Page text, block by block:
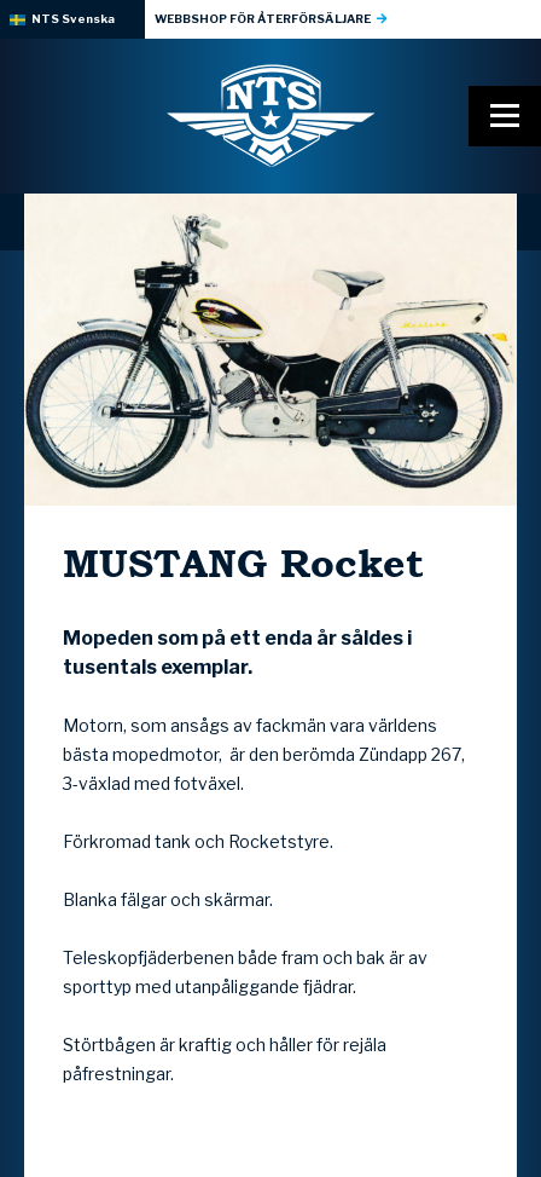
NTS Svenska WEBBSHOP FÖR ÅTERFÖRSÄLJARE
MUSTANG Rocket
Mopeden som på ett enda år såldes i
tusentals exemplar.
Motorn, som ansågs av fackmän vara världens
bästa mopedmotor, är den berömda Zündapp 267,
3-växlad med fotväxel.
Förkromad tank och Rocketstyre.
Blanka fälgar och skärmar.
Teleskopfjäderbenen både fram och bak är av
sporttyp med utanpåliggande fjädrar.
Störtbågen är kraftig och håller för rejäla
påfrestningar.